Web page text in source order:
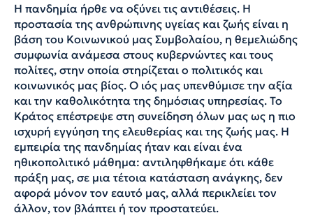
Η πανδημία ήρθε να οξύνει τις αντιθέσεις. Η
προστασία της ανθρώπινης υγείας και ζωής είναι η
βάση του Κοινωνικού μας Συμβολαίου, η θεμελιώδης
συμφωνία ανάμεσα στους κυβερνώντες και τους
πολίτες, στην οποία στηρίζεται ο πολιτικός και
κοινωνικός μας βίος. Ο ιός μας υπενθύμισε την αξία
και την καθολικότητα της δημόσιας υπηρεσίας. Το
Κράτος επέστρεψε στη συνείδηση όλων μας ως η πιο
ισχυρή εγγύηση της ελευθερίας και της ζωής μας. Η
εμπειρία της πανδημίας ήταν και είναι ένα
ηθικοπολιτικό μάθημα: αντιληφθήκαμε ότι κάθε
πράξη μας, σε μια τέτοια κατάσταση ανάγκης, δεν
αφορά μόνον τον εαυτό μας, αλλά περικλείει τον
άλλον, τον βλάπτει ή τον προστατεύει.